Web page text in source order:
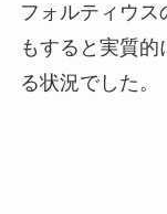
フォルティウ
もすると実質的
る状況でした。